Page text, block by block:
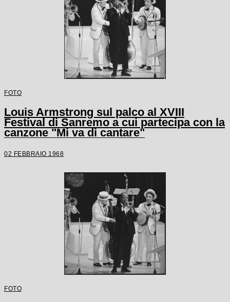
FOTO
Louis Armstrong sul palco al XVIII
Festival di Sanremo a cui partecipa con la
canzone "Mi va di cantare"
02 FEBBRAIO 1968
FOTO